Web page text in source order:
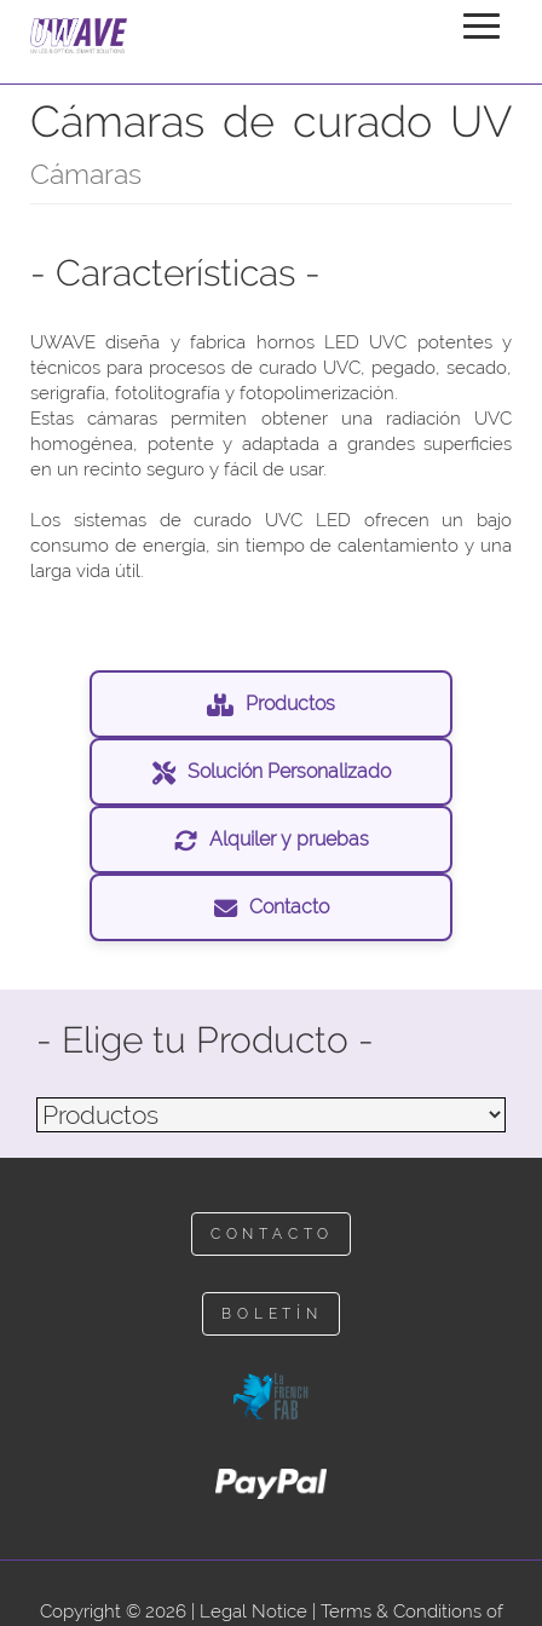
Inicio Productos
Cámaras de curado UV
Cámaras
- Características -
UWAVE diseña y fabrica hornos LED UVC potentes y
técnicos para procesos de curado UVC, pegado, secado,
serigrafía, fotolitografía y fotopolimerización.
Estas cámaras permiten obtener una radiación UVC
homogénea, potente y adaptada a grandes superficies
en un recinto seguro y fácil de usar.
Los sistemas de curado UVC LED ofrecen un bajo
consumo de energía, sin tiempo de calentamiento y una
larga vida útil.
Productos
Solución Personalizado
Alquiler y pruebas
Contacto
- Elige tu Producto -
CONTACTO
BOLETÍN
Copyright © 2026 | Legal Notice| Terms & Conditions of